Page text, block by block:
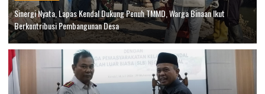
Sinergi Nyata, Lapas Kendal Dukung Penuh TMMD, Warga Binaan Ikut
Berkontribusi Pembangunan Desa